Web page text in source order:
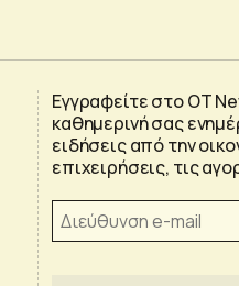
Εγγραφείτε στο OT
καθημερινή σας
ειδήσεις από την
επιχειρήσεις, τις